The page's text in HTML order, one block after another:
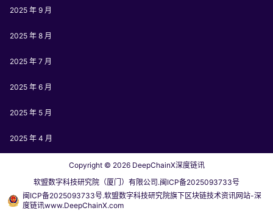
2025 年 9 月
2025 年 8 月
2025 年 7 月
2025 年 6 月
2025 年 5 月
2025 年 4 月
Copyright © 2026DeepChainX深度链讯
软盟数字科技研究院（厦门）有限公司.闽ICP备2025093733号
闽ICP备2025093733号.软盟数字科技研究院旗下区块链技术资讯网站-深
度链讯www.DeepChainX.com